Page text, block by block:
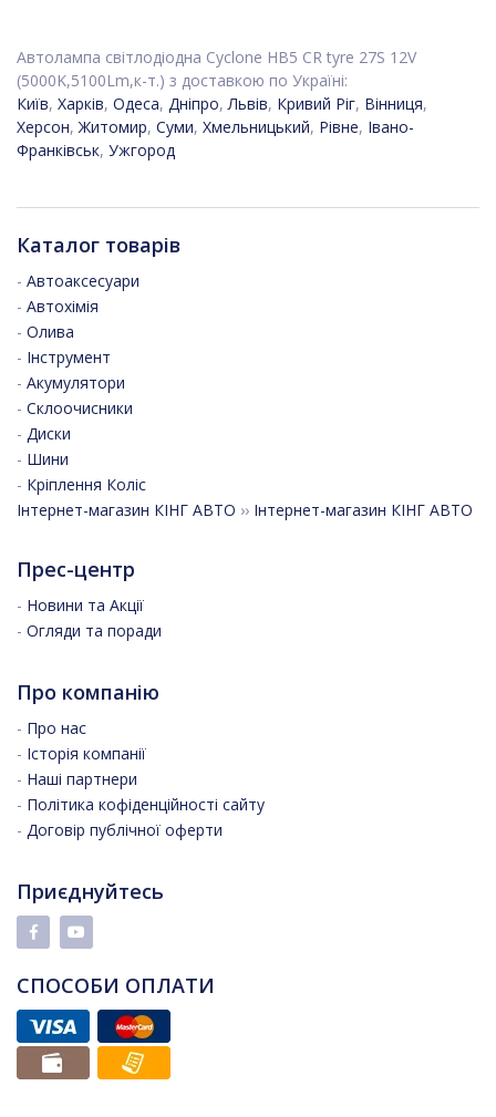
Автолампа світлодіодна Cyclone HB5 CR tyre 27S 12V
(5000K,5100Lm,к-т.) з доставкою по Україні:
Київ, Харків, Одеса, Дніпро, Львів, Кривий Ріг, Вінниця,
Херсон, Житомир, Суми, Хмельницький, Рівне, Івано-
Франківськ, Ужгород
Каталог товарів
- Автоаксесуари
- Автохімія
- Олива
- Інструмент
- Акумулятори
- Склоочисники
- Диски
- Шини
- Кріплення Коліс
Інтернет-магазин КІНГ АВТО ›› Інтернет-магазин КІНГ АВТО
Прес-центр
- Новини та Акції
- Огляди та поради
Про компанію
- Про нас
- Історія компанії
- Наші партнери
- Політика кофіденційності сайту
- Договір публічної оферти
Приєднуйтесь
СПОСОБИ ОПЛАТИ